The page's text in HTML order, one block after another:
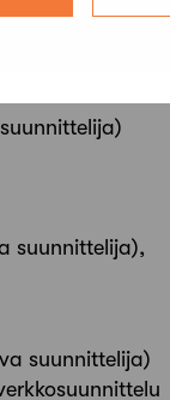
suunnittelija),
suunnittelija)